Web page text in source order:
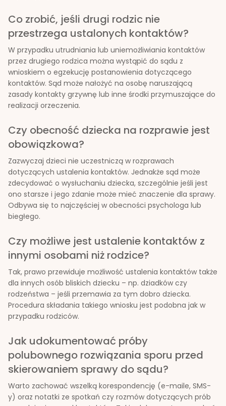
Co zrobić, jeśli drugi rodzic nie
przestrzega ustalonych kontaktów?
W przypadku utrudniania lub uniemożliwiania kontaktów
przez drugiego rodzica można wystąpić do sądu z
wnioskiem o egzekucję postanowienia dotyczącego
kontaktów. Sąd może nałożyć na osobę naruszającą
zasady kontakty grzywnę lub inne środki przymuszające do
realizacji orzeczenia.
Czy obecność dziecka na rozprawie jest
obowiązkowa?
Zazwyczaj dzieci nie uczestniczą w rozprawach
dotyczących ustalenia kontaktów. Jednakże sąd może
zdecydować o wysłuchaniu dziecka, szczególnie jeśli jest
ono starsze i jego zdanie może mieć znaczenie dla sprawy.
Odbywa się to najczęściej w obecności psychologa lub
biegłego.
Czy możliwe jest ustalenie kontaktów z
innymi osobami niż rodzice?
Tak, prawo przewiduje możliwość ustalenia kontaktów także
dla innych osób bliskich dziecku – np. dziadków czy
rodzeństwa – jeśli przemawia za tym dobro dziecka.
Procedura składania takiego wniosku jest podobna jak w
przypadku rodziców.
Jak udokumentować próby
polubownego rozwiązania sporu przed
skierowaniem sprawy do sądu?
Warto zachować wszelką korespondencję (e-maile, SMS-
y) oraz notatki ze spotkań czy rozmów dotyczących prób